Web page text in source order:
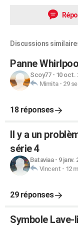
Discussions
Panne
Scoy77- 10 oct.
Mimita- 29
18 réponses
Il y a un
série 4
Bataviaa- 9 janv.
Vincent - 12
29 réponses
Symbole Lave-